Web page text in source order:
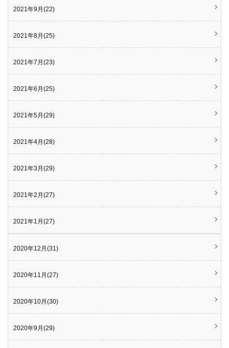
2021年9月(22)
2021年8月(25)
2021年7月(23)
2021年6月(25)
2021年5月(29)
2021年4月(28)
2021年3月(29)
2021年2月(27)
2021年1月(27)
2020年12月(31)
2020年11月(27)
2020年10月(30)
2020年9月(29)